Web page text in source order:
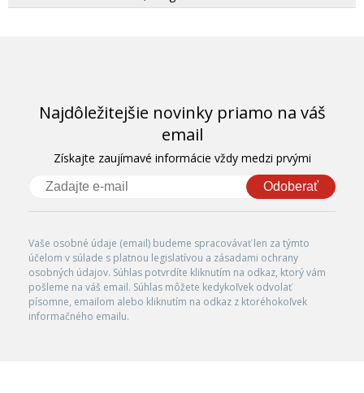
Najdôležitejšie novinky priamo na váš
email
Získajte zaujímavé informácie vždy medzi prvými
Odoberať
Vaše osobné údaje (email) budeme spracovávať len za týmto
účelom v súlade s platnou legislatívou a zásadami ochrany
osobných údajov. Súhlas potvrdíte kliknutím na odkaz, ktorý vám
pošleme na váš email. Súhlas môžete kedykoľvek odvolať
písomne, emailom alebo kliknutím na odkaz z ktoréhokoľvek
informačného emailu.